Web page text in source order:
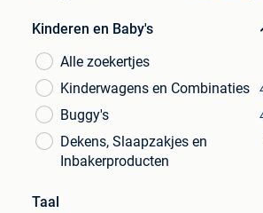
Kinderen en Baby's
Alle zoekertjes
Kinderwagens en Combinaties
Buggy's
Dekens, Slaapzakjes en
Inbakerproducten
Taal